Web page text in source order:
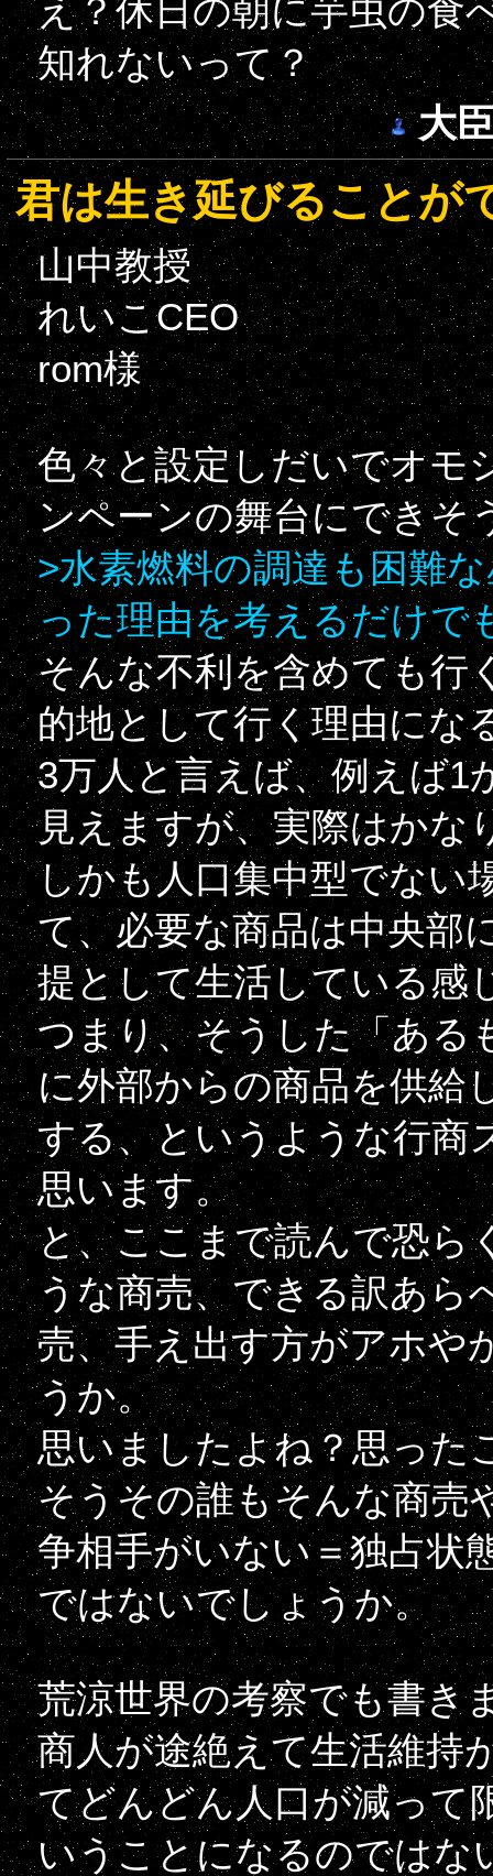
え？休日の朝に芋虫の食
知れないって？
大
君は生き延びることが
山中教授
れいこCEO
rom様
色々と設定しだいでオモ
ンペーンの舞台にできそ
>水素燃料の調達も困難
った理由を考えるだけで
そんな不利を含めても行
的地として行く理由にな
3万人と言えば、例えば1
見えますが、実際はかな
しかも人口集中型でない
て、必要な商品は中央部
提として生活している感
つまり、そうした「ある
に外部からの商品を供給
する、というような行商
思います。
と、ここまで読んで恐ら
うな商売、できる訳あら
売、手え出す方がアホや
うか。
思いましたよね？思った
そうその誰もそんな商売
争相手がいない＝独占状
ではないでしょうか。
荒涼世界の考察でも書き
商人が途絶えて生活維持
てどんどん人口が減って
いうことになるのではな